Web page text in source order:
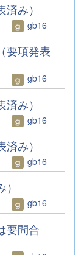
み）
gb16
要項発表
gb16
み）
gb16
み）
gb16
gb16
要問合